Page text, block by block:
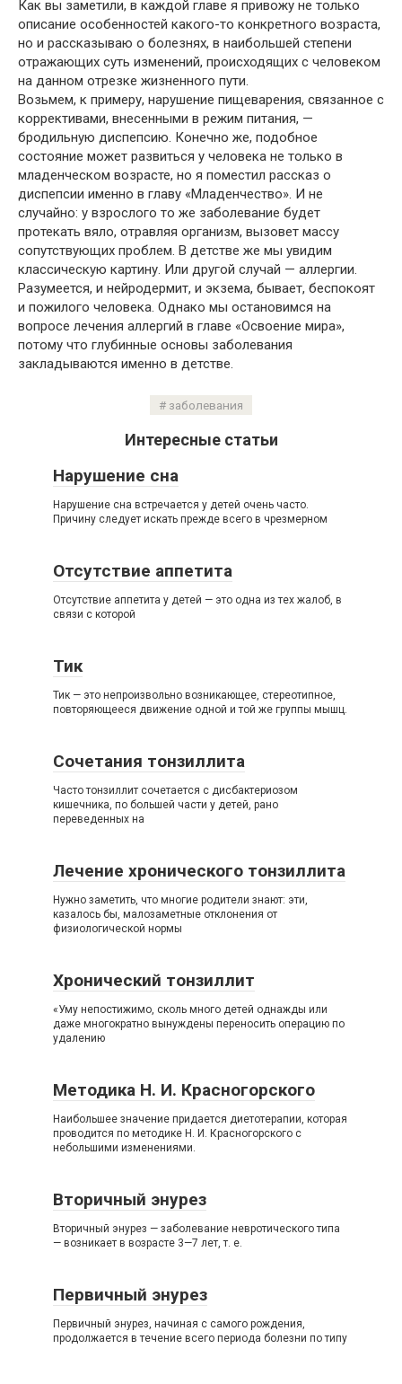
Как вы заметили, в каждой главе я привожу не только
описание особенностей какого-то конкретного возраста,
но и рассказываю о болезнях, в наибольшей степени
отражающих суть изменений, происходящих с человеком
на данном отрезке жизненного пути.
Возьмем, к примеру, нарушение пищеварения, связанное с
коррективами, внесенными в режим питания, —
бродильную диспепсию. Конечно же, подобное
состояние может развиться у человека не только в
младенческом возрасте, но я поместил рассказ о
диспепсии именно в главу «Младенчество». И не
случайно: у взрослого то же заболевание будет
протекать вяло, отравляя организм, вызовет массу
сопутствующих проблем. В детстве же мы увидим
классическую картину. Или другой случай — аллергии.
Разумеется, и нейродермит, и экзема, бывает, беспокоят
и пожилого человека. Однако мы остановимся на
вопросе лечения аллергий в главе «Освоение мира»,
потому что глубинные основы заболевания
закладываются именно в детстве.
заболевания
Интересные статьи
Нарушение сна
Нарушение сна встречается у детей очень часто.
Причину следует искать прежде всего в чрезмерном
Отсутствие аппетита
Отсутствие аппетита у детей — это одна из тех жалоб, в
связи с которой
Тик
Тик — это непроизвольно возникающее, стереотипное,
повторяющееся движение одной и той же группы мышц.
Сочетания тонзиллита
Часто тонзиллит сочетается с дисбактериозом
кишечника, по большей части у детей, рано
переведенных на
Лечение хронического тонзиллита
Нужно заметить, что многие родители знают: эти,
казалось бы, малозаметные отклонения от
физиологической нормы
Хронический тонзиллит
«Уму непостижимо, сколь много детей однажды или
даже многократно вынуждены переносить операцию по
удалению
Методика Н. И. Красногорского
Наибольшее значение придается диетотерапии, которая
проводится по методике Н. И. Красногорского с
небольшими изменениями.
Вторичный энурез
Вторичный энурез — заболевание невротического типа
— возникает в возрасте 3—7 лет, т. е.
Первичный энурез
Первичный энурез, начиная с самого рождения,
продолжается в течение всего периода болезни по типу